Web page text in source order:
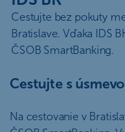
Cestujte bez pokuty
Bratislave. Vďaka IDS
ČSOB SmartBanking.
Cestujte s
Na cestovanie v